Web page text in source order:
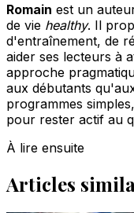
Romain est un
de vie healthy. Il
d'entraînement, de
aider ses lecteurs à
approche
aux débutants
programmes
pour rester actif au
À lire ensuite
Articles